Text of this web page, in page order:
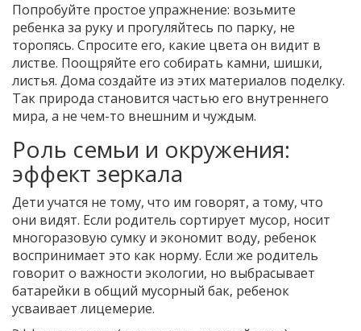
Попробуйте простое упражнение: возьмите
ребенка за руку и прогуляйтесь по парку, не
торопясь. Спросите его, какие цвета он видит в
листве. Поощряйте его собирать камни, шишки,
листья. Дома создайте из этих материалов поделку.
Так природа становится частью его внутреннего
мира, а не чем-то внешним и чуждым.
Роль семьи и окружения:
эффект зеркала
Дети учатся не тому, что им говорят, а тому, что
они видят. Если родитель сортирует мусор, носит
многоразовую сумку и экономит воду, ребенок
воспринимает это как норму. Если же родитель
говорит о важности экологии, но выбрасывает
батарейки в общий мусорный бак, ребенок
усваивает лицемерие.